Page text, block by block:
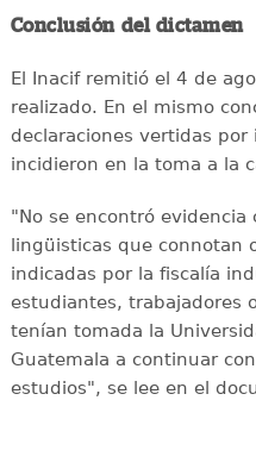
Conclusión del dictamen
El Inacif remitió el 4 de
realizado. En el mismo
declaraciones vertidas
incidieron en la toma a la
"No se encontró evidencia
lingüisticas que connotan
indicadas por la fiscalía
estudiantes, trabajadores
tenían tomada la
Guatemala a continuar
estudios", se lee en el